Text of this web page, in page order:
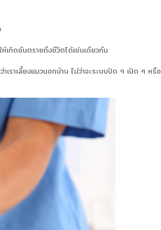
เกิดอันตรายถึงชีวิตได้เช่นเดียวกัน
เราเลี้ยงแมวนอกบ้าน ไม่ว่าจะระบบปิด ๆ เปิด ๆ หรื